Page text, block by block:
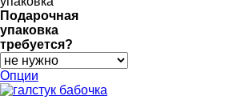
Подарочная
упаковка
требуется?
Опции